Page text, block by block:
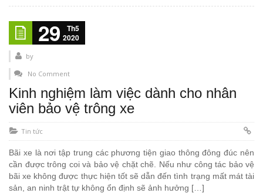
29
Th5
2020
by
No Comment
Kinh nghiệm làm việc dành cho nhân
viên bảo vệ trông xe
Tin tức
Bãi xe là nơi tập trung các phương tiện giao thông đông đúc nên
cần được trông coi và bảo vệ chặt chẽ. Nếu như công tác bảo vệ
bãi xe không được thực hiện tốt sẽ dẫn đến tình trạng mất mát tài
sản, an ninh trật tự không ổn định sẽ ảnh hưởng […]